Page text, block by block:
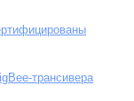
трансивера